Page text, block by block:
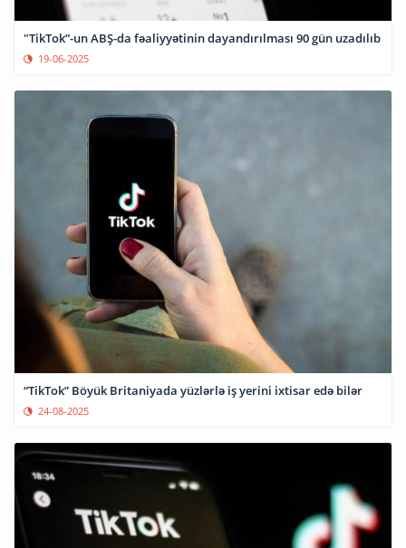
"TikTok”-un ABŞ-da fəaliyyətinin dayandırılması 90 gün uzadılıb
19-06-2025
“TikTok” Böyük Britaniyada yüzlərlə iş yerini ixtisar edə bilər
24-08-2025